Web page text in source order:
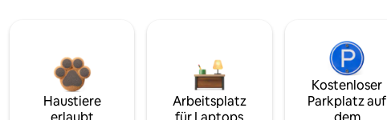
Haustiere
Arbeitsplatz
Kostenloser
Parkplatz auf